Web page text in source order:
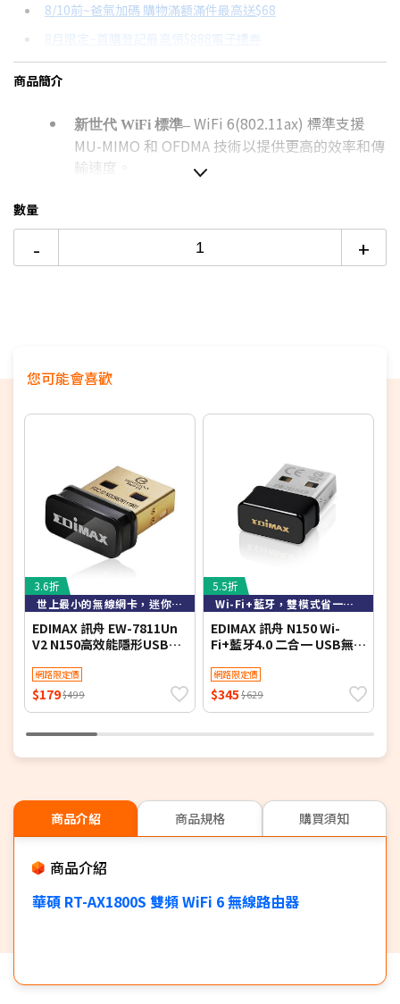
分期數
12期
24期
每期金額
$187
配合銀行/業者
18家銀行/業者
8/10前~爸氣加碼 購物滿額滿件最高送$68
8月限定~首購登記最高領$888電子禮券
台灣大哥大Open Possible聯名卡滿額最高回饋25%
商品簡介
新世代 WiFi 標準– WiFi 6(802.11ax) 標準支援
MU-MIMO 和 OFDMA 技術以提供更高的效率和傳
輸速度。
1800Mbps — 包括 2.4GHz 頻段的 574 Mbps 及
5GHz 頻段的 1201 Mbps。
5 Gigabit 連接埠 –
Gigabit LAN 連接埠，比 100-Base T 乙太網路快
10 倍。
安全，並可讓您設定用戶端的網路使用時間限制
支援AiMesh – 可相容支援 AiMesh的路由器，建立
彈性且無縫漫遊的全屋網狀網路
數量
- +
您可能會喜歡
3.6折
世上最小的無線網卡，迷你易攜帶
EDIMAX 訊舟 EW-7811Un
V2 N150高效能隱形USB無
網路限定價
$179$499
5.5折
Wi-Fi+藍牙，雙模式省一USB埠
EDIMAX 訊舟 N150 Wi-
Fi+藍牙4.0 二合一 USB無線
網路限定價
$345 $629
商品介紹 商品規格 購買須知
商品介紹
華碩 RT-AX1800S 雙頻 WiFi 6 無線路由器